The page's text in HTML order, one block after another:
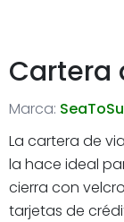
Cartera
Marca:
La cartera de
la hace ideal
cierra con
tarjetas de